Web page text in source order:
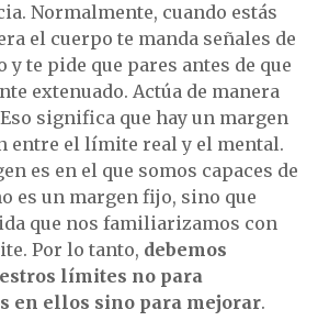
Normalmente, cuando estás
el cuerpo te manda señales de
y te pide que pares antes de que
extenuado. Actúa de manera
significa que hay un margen
entre el límite real y el mental.
es en el que somos capaces de
es un margen fijo, sino que
que nos familiarizamos con
Por lo tanto, debemos
límites no para
en ellos sino para mejorar.